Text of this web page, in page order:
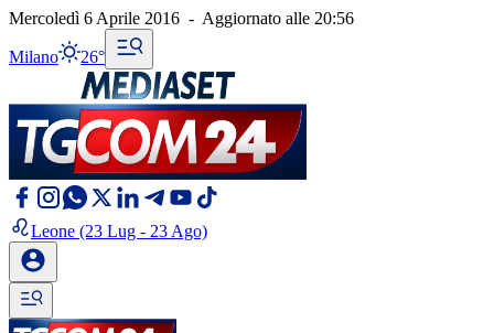
Mercoledì 6 Aprile 2016 - Aggiornato alle 20:56
Milano 26°
Leone (23 Lug - 23 Ago)